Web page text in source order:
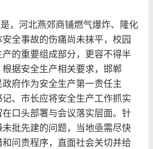
，河北燕郊商铺燃气爆炸、隆化
全事故的伤痛尚未抹平，校园
的重要组成部分，更容不得半
据安全生产相关要求，邯郸
府作为安全生产第一责任主
、市长应将安全生产工作抓实
口头部署与会议落实层面。针
批先建的问题，当地亟需尽快
问责程序，直面社会关切并给